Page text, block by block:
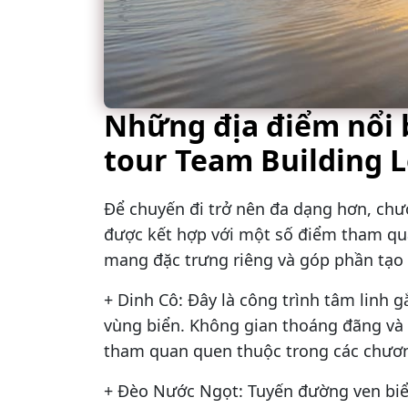
Những địa điểm
tour Team Building
Để chuyến đi trở nên đa dạng hơn,
được kết hợp với một số điểm tham
mang đặc trưng riêng và góp phần
+ Dinh Cô: Đây là công trình tâm linh
vùng biển. Không gian thoáng đãng
tham quan quen thuộc trong các
+ Đèo Nước Ngọt: Tuyến đường ven